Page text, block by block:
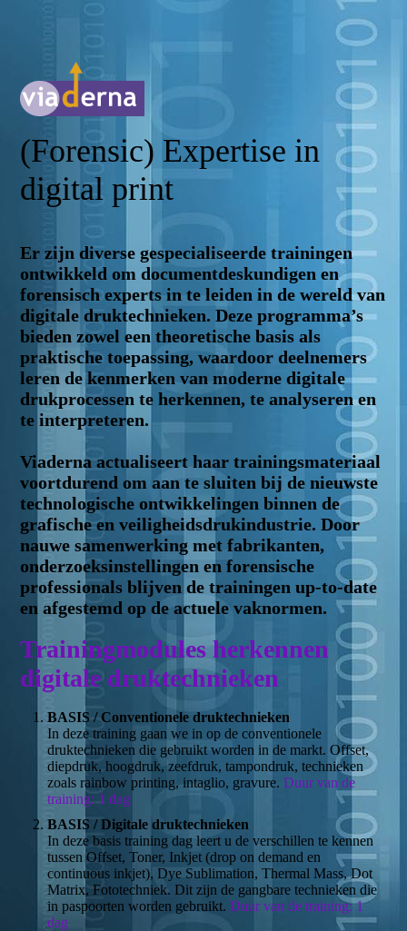
(Forensic) Expertise in
digital print
Er zijn diverse gespecialiseerde trainingen
ontwikkeld om documentdeskundigen en
forensisch experts in te leiden in de wereld van
digitale druktechnieken. Deze programma’s
bieden zowel een theoretische basis als
praktische toepassing, waardoor deelnemers
leren de kenmerken van moderne digitale
drukprocessen te herkennen, te analyseren en
te interpreteren.
Viaderna actualiseert haar trainingsmateriaal
voortdurend om aan te sluiten bij de nieuwste
technologische ontwikkelingen binnen de
grafische en veiligheidsdrukindustrie. Door
nauwe samenwerking met fabrikanten,
onderzoeksinstellingen en forensische
professionals blijven de trainingen up-to-date
en afgestemd op de actuele vaknormen.
Trainingmodules herkennen
digitale druktechnieken
BASIS / Conventionele druktechnieken
In deze training gaan we in op de conventionele
druktechnieken die gebruikt worden in de markt. Offset,
diepdruk, hoogdruk, zeefdruk, tampondruk, technieken
zoals rainbow printing, intaglio, gravure.Duur van de
training: 1 dag
BASIS / Digitale druktechnieken
In deze basis training dag leert u de verschillen te kennen
tussen Offset, Toner, Inkjet (drop on demand en
continuous inkjet), Dye Sublimation, Thermal Mass, Dot
Matrix, Fototechniek. Dit zijn de gangbare technieken die
in paspoorten worden gebruikt. Duur van de training: 1
dag